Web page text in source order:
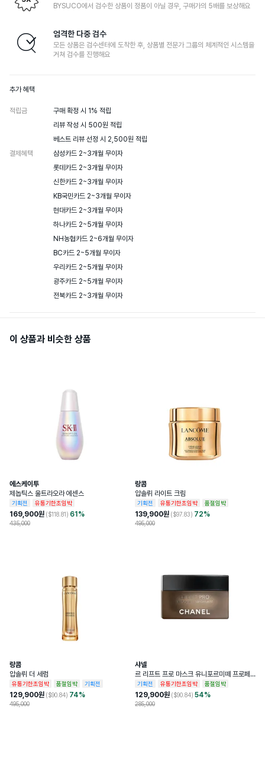
BYSUCO에서 검수한 상품이 정품이 아닐 경우, 구매가의 5배를 보상해요
엄격한 다중 검수
모든 상품은 검수센터에 도착한 후, 상품별 전문가 그룹의 체계적인 시스템을
거쳐 검수를 진행해요
추가 혜택
적립금
구매 확정 시 1% 적립
리뷰 작성 시 500원 적립
베스트 리뷰 선정 시 2,500원 적립
결제혜택
삼성카드 2~3개월 무이자
롯데카드 2~3개월 무이자
신한카드 2~3개월 무이자
KB국민카드 2~3개월 무이자
현대카드 2~3개월 무이자
하나카드 2~5개월 무이자
NH농협카드 2~6개월 무이자
BC카드 2~5개월 무이자
우리카드 2~5개월 무이자
광주카드 2~5개월 무이자
전북카드 2~3개월 무이자
이 상품과 비슷한 상품
에스케이투
제놉틱스 울트라오라 에센스
기획전 유통기한초임박
169,900원 ($118.81) 61 %
435,000
랑콤
압솔뤼 라이트 크림
기획전 유통기한초임박 품절임박
139,900원 ($97.83) 72%
495,000
랑콤
압솔뤼 더 세럼
유통기한초임박 품절임박 기획전
129,900원 ($90.84) 74%
495,000
샤넬
르 리프트 프로 마스크 유니포르미떼 프로페
셔널 리프팅 마스크
기획전 유통기한초임박 품절임박
129,900원 ($90.84) 54%
285,000